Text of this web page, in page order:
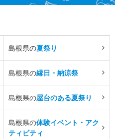
島根県の夏祭り
島根県の縁日・納涼祭
島根県の屋台のある夏祭り
島根県の体験イベント・アク
ティビティ